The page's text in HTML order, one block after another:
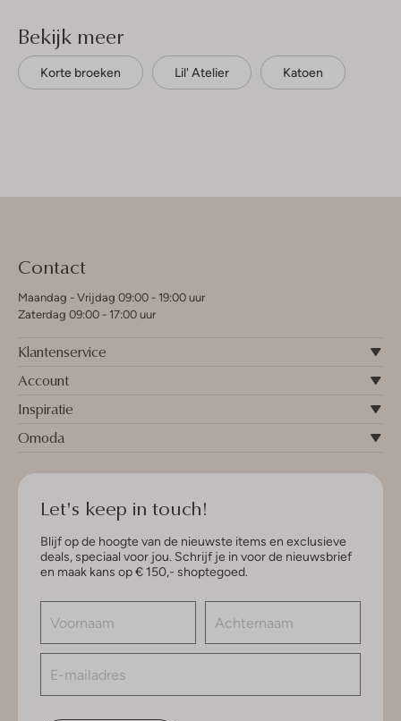
Bekijk meer
Korte broeken Lil' Atelier Katoen
Contact
Maandag - Vrijdag 09:00 - 19:00 uur
Zaterdag 09:00 - 17:00 uur
Klantenservice
Account
Inspiratie
Omoda
Let's keep in touch!
Blijf op de hoogte van de nieuwste items en exclusieve
deals, speciaal voor jou. Schrijf je in voor de nieuwsbrief
en maak kans op € 150,- shoptegoed.